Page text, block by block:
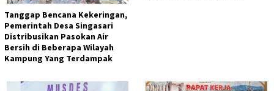
Tanggap Bencana Kekeringan,
Pemerintah Desa Singasari
Distribusikan Pasokan Air
Bersih di Beberapa Wilayah
Kampung Yang Terdampak